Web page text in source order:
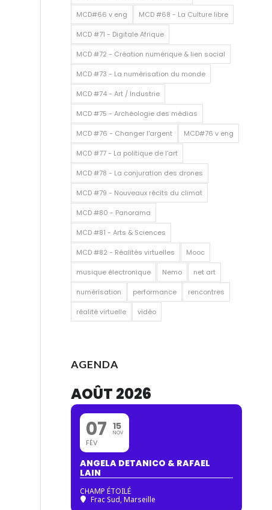
MCD#66 v eng MCD #68 - La Culture libre
MCD #71 - Digitale Afrique
MCD #72 - Création numérique & lien social
MCD #73 - La numérisation du monde
MCD #74 - Art / Industrie
MCD #75 - Archéologie des médias
MCD #76 - Changer l'argent MCD#76 v eng
MCD #77 - La politique de l'art
MCD #78 - La conjuration des drones
MCD #79 - Nouveaux récits du climat
MCD #80 - Panorama
MCD #81 - Arts & Sciences
MCD #82 - Réalités virtuelles Mooc
musique électronique Nemo net art
numérisation performance rencontres
réalité virtuelle vidéo
AGENDA
AOÛT 2026
07
FÉV
15
NOV
ANGELA DETANICO & RAFAEL
LAIN
CHAMP ÉTOILÉ
Frac Sud, Marseille